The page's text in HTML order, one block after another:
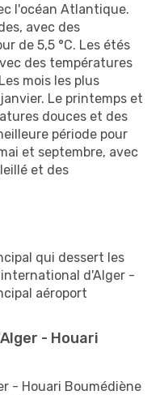
l'océan Atlantique.
avec des
de 5,5 °C. Les étés
des températures
mois les plus
Le printemps et
douces et des
période pour
et septembre, avec
et des
qui dessert les
d'Alger -
aéroport
- Houari
- Houari Boumédiène